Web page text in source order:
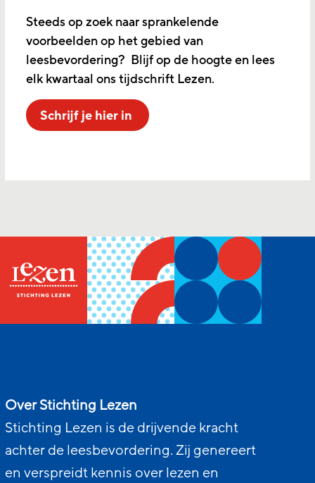
Steeds op zoek naar sprankelende
voorbeelden op het gebied van
leesbevordering? Blijf op de hoogte en lees
elk kwartaal ons tijdschrift Lezen.
Schrijf je hier in
Over Stichting Lezen
Stichting Lezen is de drijvende kracht
achter de leesbevordering. Zij genereert
en verspreidt kennis over lezen en